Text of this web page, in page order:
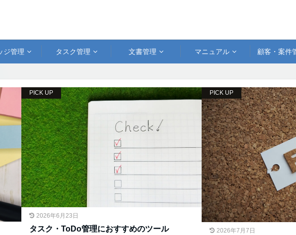
ジ管理 タスク管理 文書管理 マニュアル 顧客・案件
PICK UP
2026年6月23日
タスク・ToDo管理におすすめのツール
PICK UP
2026年7月7日